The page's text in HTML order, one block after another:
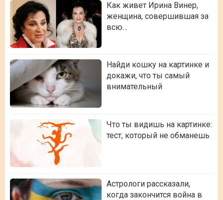
Как живет Ирина Винер,
женщина, совершившая за
всю…
Найди кошку на картинке и
докажи, что ты самый
внимательный
Что ты видишь на картинке:
тест, который не обманешь
Астрологи рассказали,
когда закончится война в